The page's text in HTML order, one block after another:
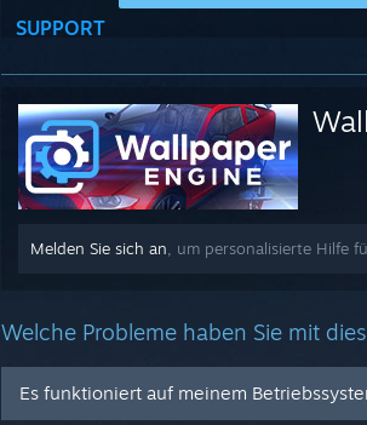
SUPPORT
Melden Sie sich an , um personalisierte Hilfe
Welche Probleme haben Sie mit
Es funktioniert auf meinem